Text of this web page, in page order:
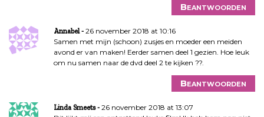
Beantwoorden
Annabel
26 november 2018 at 10:16
Samen met mijn (schoon) zusjes en moeder een meiden
avond er van maken! Eerder samen deel 1 gezien. Hoe leuk
om nu samen naar de dvd deel 2 te kijken ??.
Beantwoorden
Linda Smeets
26 november 2018 at 13:07